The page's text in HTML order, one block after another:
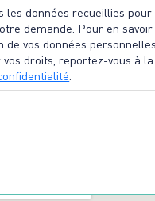
les données recueillies pour
demande. Pour en savoir
de vos données
droits, reportez-vous à la